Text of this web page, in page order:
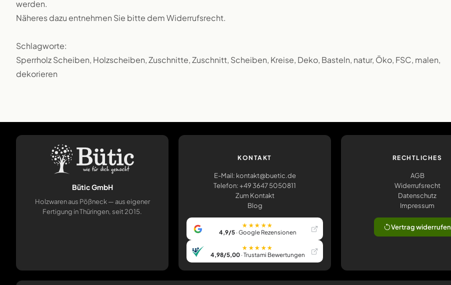
werden.
Näheres dazu entnehmen Sie bitte dem Widerrufsrecht.
Schlagworte:
Sperrholz Scheiben, Holzscheiben, Zuschnitte, Zuschnitt, Scheiben, Kreise, Deko, Basteln, natur, Öko, FSC, malen,
dekorieren
Bütic GmbH
Holzwaren aus Pößneck — aus eigener
Fertigung in Thüringen, seit 2015.
KONTAKT
E-Mail: kontakt@buetic.de
Telefon: +49 3647 5050811
Zum Kontakt
Blog
★★★★★
4,9/5 · Google Rezensionen
★★★★★
4,98/5,00 · Trustami Bewertungen
RECHTLICHES
AGB
Widerrufsrecht
Datenschutz
Impressum
Vertrag widerrufen